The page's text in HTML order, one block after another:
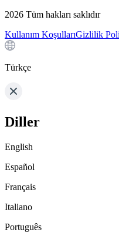
2026 Tüm hakları saklıdır
Kullanım KoşullarıGizlilik
Türkçe
Diller
English
Español
Français
Italiano
Português